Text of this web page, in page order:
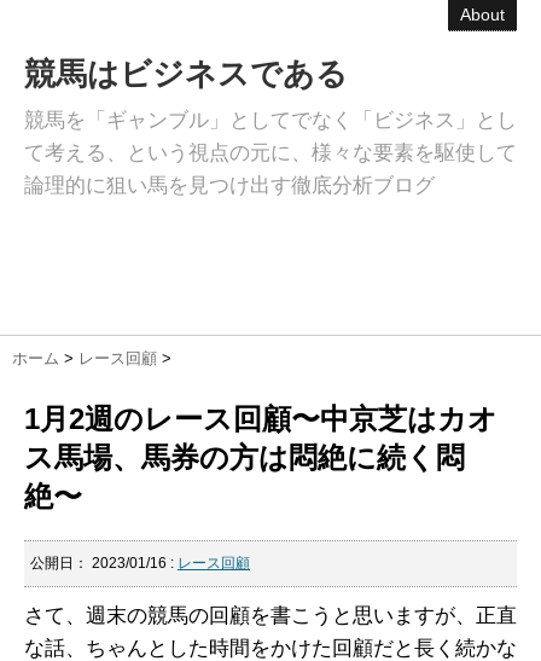
About
競馬はビジネスである
競馬を「ギャンブル」としてでなく「ビジネス」とし
て考える、という視点の元に、様々な要素を駆使して
論理的に狙い馬を見つけ出す徹底分析ブログ
ホーム > レース回顧 >
1月2週のレース回顧〜中京芝はカオ
ス馬場、馬券の方は悶絶に続く悶
絶〜
公開日： 2023/01/16 : レース回顧
さて、週末の競馬の回顧を書こうと思いますが、正直
な話、ちゃんとした時間をかけた回顧だと長く続かな